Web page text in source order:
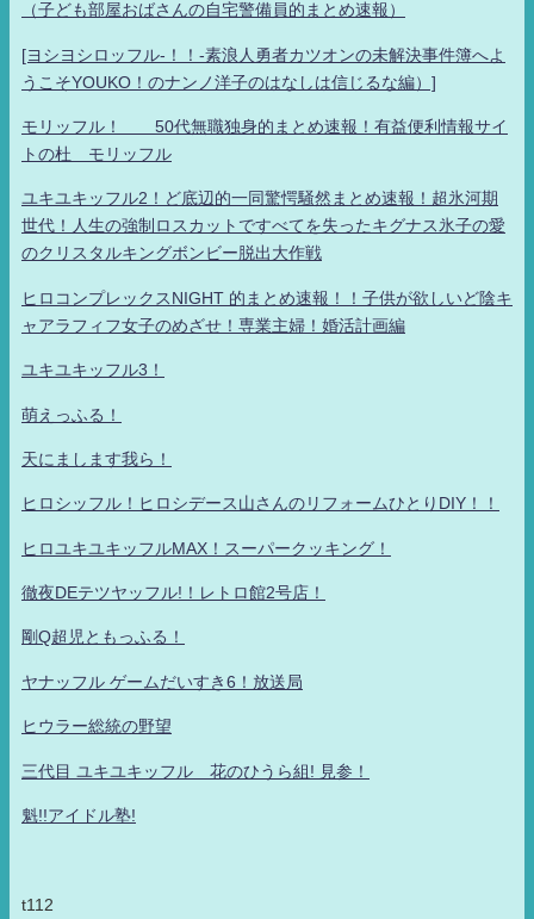
（子ども部屋おばさんの自宅警備員的まとめ速報）
[ヨシヨシロッフル-！！-素浪人勇者カツオンの未解決事件簿へよ
うこそYOUKO！のナンノ洋子のはなしは信じるな編）]
モリッフル！ 50代無職独身的まとめ速報！有益便利情報サイ
トの杜 モリッフル
ユキユキッフル2！ど底辺的一同驚愕騒然まとめ速報！超氷河期
世代！人生の強制ロスカットですべてを失ったキグナス氷子の愛
のクリスタルキングボンビー脱出大作戦
ヒロコンプレックスNIGHT 的まとめ速報！！子供が欲しいど陰キ
ャアラフィフ女子のめざせ！専業主婦！婚活計画編
ユキユキッフル3！
萌えっふる！
天にまします我ら！
ヒロシッフル！ヒロシデース山さんのリフォームひとりDIY！！
ヒロユキユキッフルMAX！スーパークッキング！
徹夜DEテツヤッフル!！レトロ館2号店！
剛Q超児ともっふる！
ヤナッフル ゲームだいすき6！放送局
ヒウラー総統の野望
三代目 ユキユキッフル 花のひうら組! 見参！
魁!!アイドル塾!
t112